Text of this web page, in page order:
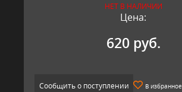
НЕТ В НАЛИЧИИ
Цена:
620 руб.
Сообщить о поступлении В избранное